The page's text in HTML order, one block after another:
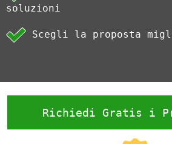
soluzioni
Scegli la proposta
Richiedi Gratis i